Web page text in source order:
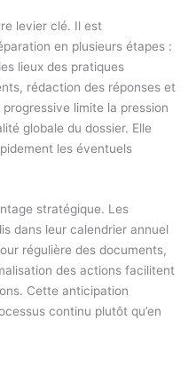
levier clé. Il est
en plusieurs étapes :
lieux des pratiques
rédaction des réponses et
limite la pression
globale du dossier. Elle
les éventuels
stratégique. Les
dans leur calendrier annuel
régulière des documents,
des actions facilitent
Cette anticipation
continu plutôt qu’en